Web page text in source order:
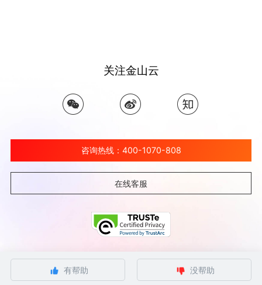
有帮助 没帮助
关注金山云
咨询热线：400-1070-808
在线客服
©北京金山云网络技术有限公司 2026 Ksyun All Rights Reserved Kingsoft Corp.